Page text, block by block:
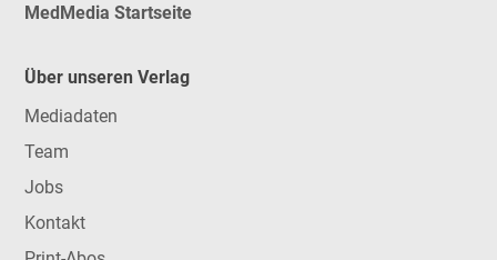
MedMedia Startseite
Über unseren Verlag
Mediadaten
Team
Jobs
Kontakt